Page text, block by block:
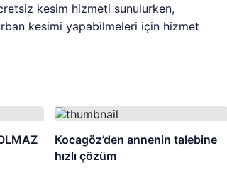
kesim hizmeti sunulurken,
kesimi yapabilmeleri için hizmet
Kocagöz’den annenin talebine
hızlı çözüm